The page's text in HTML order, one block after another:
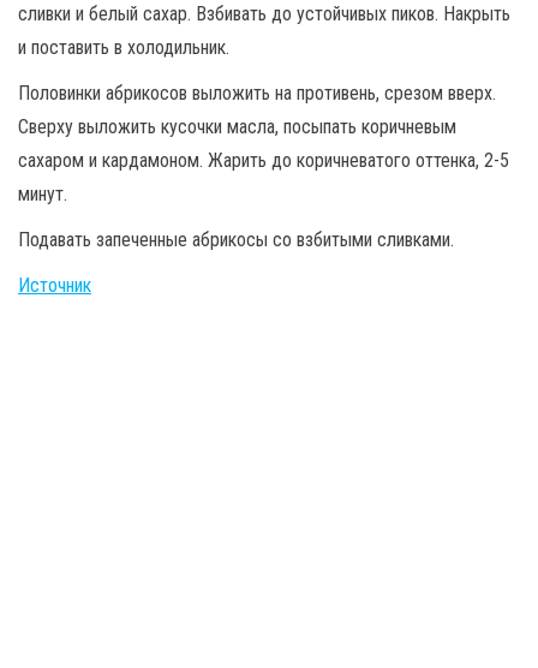
сливки и белый сахар. Взбивать до устойчивых пиков. Накрыть
и поставить в холодильник.
Половинки абрикосов выложить на противень, срезом вверх.
Сверху выложить кусочки масла, посыпать коричневым
сахаром и кардамоном. Жарить до коричневатого оттенка, 2-5
минут.
Подавать запеченные абрикосы со взбитыми сливками.
Источник